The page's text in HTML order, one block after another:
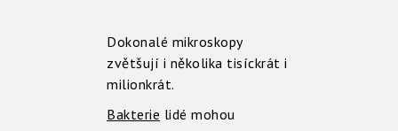
Dokonalé mikroskopy
zvětšují i několika tisíckrát i
milionkrát.
Bakterie lidé mohou